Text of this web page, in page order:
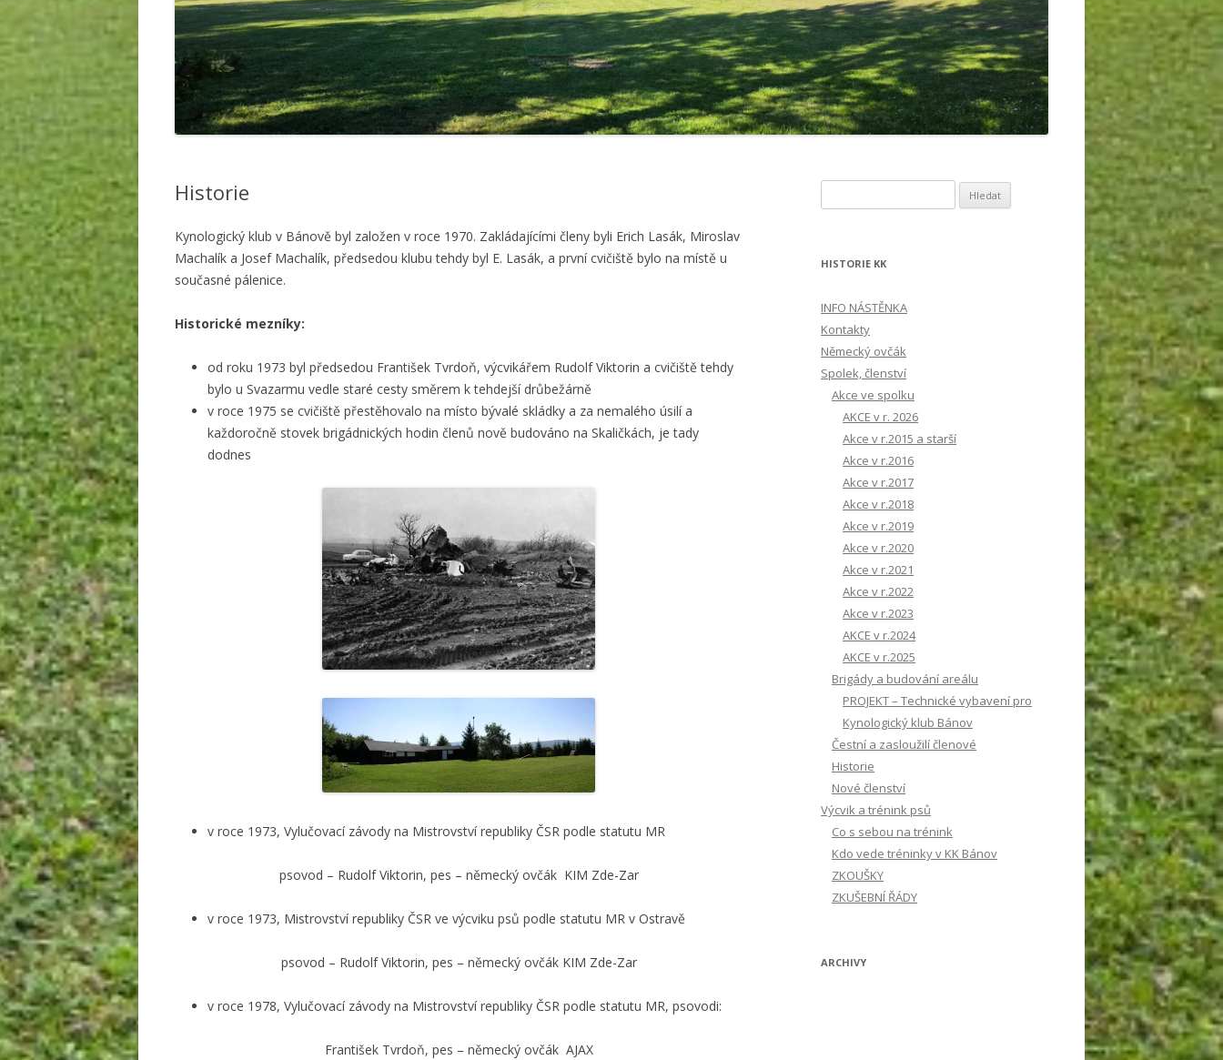
Historie
Kynologický klub v Bánově byl založen v roce 1970. Zakládajícími členy byli Erich Lasák, Miroslav
Machalík a Josef Machalík, předsedou klubu tehdy byl E. Lasák, a první cvičiště bylo na místě u
současné pálenice.
Historické mezníky:
od roku 1973 byl předsedou František Tvrdoň, výcvikářem Rudolf Viktorin a cvičiště tehdy
bylo u Svazarmu vedle staré cesty směrem k tehdejší drůbežárně
v roce 1975 se cvičiště přestěhovalo na místo bývalé skládky a za nemalého úsilí a
každoročně stovek brigádnických hodin členů nově budováno na Skaličkách, je tady
dodnes
v roce 1973, Vylučovací závody na Mistrovství republiky ČSR podle statutu MR
psovod – Rudolf Viktorin, pes – německý ovčák KIM Zde-Zar
v roce 1973, Mistrovství republiky ČSR ve výcviku psů podle statutu MR v Ostravě
psovod – Rudolf Viktorin, pes – německý ovčák KIM Zde-Zar
v roce 1978, Vylučovací závody na Mistrovství republiky ČSR podle statutu MR, psovodi:
František Tvrdoň, pes – německý ovčák AJAX
HISTORIE KK
INFO NÁSTĚNKA
Kontakty
Německý ovčák
Spolek, členství
Akce ve spolku
AKCE v r. 2026
Akce v r.2015 a starší
Akce v r.2016
Akce v r.2017
Akce v r.2018
Akce v r.2019
Akce v r.2020
Akce v r.2021
Akce v r.2022
Akce v r.2023
AKCE v r.2024
AKCE v r.2025
Brigády a budování areálu
PROJEKT – Technické vybavení pro
Kynologický klub Bánov
Čestní a zasloužilí členové
Historie
Nové členství
Výcvik a trénink psů
Co s sebou na trénink
Kdo vede tréninky v KK Bánov
ZKOUŠKY
ZKUŠEBNÍ ŘÁDY
ARCHIVY